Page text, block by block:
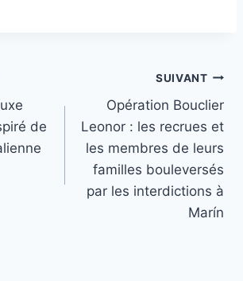
de
SUIVANT
Opération Bouclier
Leonor : les recrues et
les membres de leurs
familles bouleversés
par les interdictions à
Marín